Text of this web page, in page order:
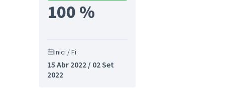
100 %
Inici / Fi
15 Abr 2022 / 02 Set
2022